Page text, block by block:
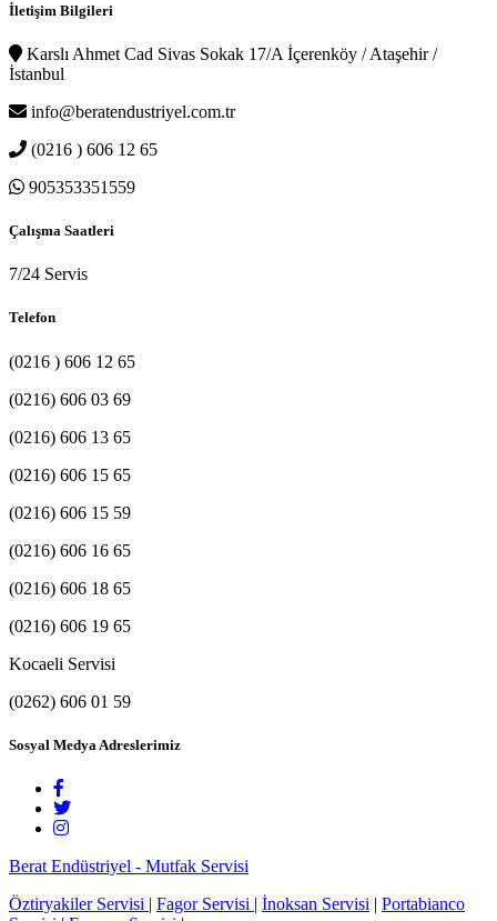
İletişim Bilgileri
Karslı Ahmet Cad Sivas Sokak 17/A İçerenköy / Ataşehir /
İstanbul
info@beratendustriyel.com.tr
(0216 ) 606 12 65
905353351559
Çalışma Saatleri
7/24 Servis
Telefon
(0216 ) 606 12 65
(0216) 606 03 69
(0216) 606 13 65
(0216) 606 15 65
(0216) 606 15 59
(0216) 606 16 65
(0216) 606 18 65
(0216) 606 19 65
Kocaeli Servisi
(0262) 606 01 59
Sosyal Medya Adreslerimiz
Berat Endüstriyel - Mutfak Servisi
Öztiryakiler Servisi | Fagor Servisi | İnoksan Servisi | Portabianco